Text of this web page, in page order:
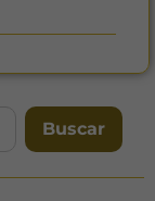
Buscar